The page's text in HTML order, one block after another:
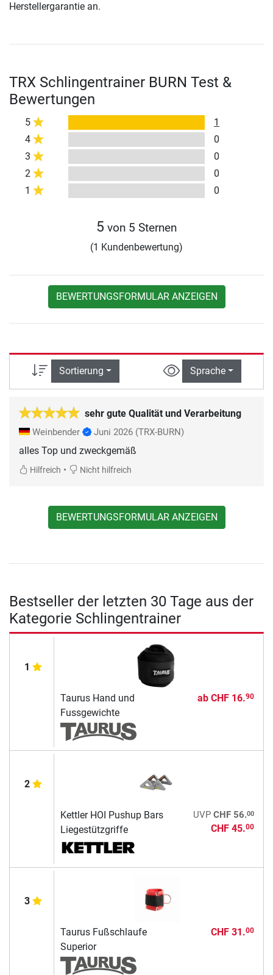
Herstellergarantie an.
TRX Schlingentrainer BURN Test &
Bewertungen
5
1
4
0
3
0
2
0
1
0
5 von 5 Sternen
(1 Kundenbewertung)
BEWERTUNGSFORMULAR ANZEIGEN
Sortierung Sprache
sehr gute Qualität und Verarbeitung
Weinbender Juni 2026 (TRX-BURN)
alles Top und zweckgemäß
Hilfreich • Nicht hilfreich
BEWERTUNGSFORMULAR ANZEIGEN
Bestseller der letzten 30 Tage aus der
Kategorie Schlingentrainer
1
Taurus Hand und
Fussgewichte
ab CHF 16.90
2
Kettler HOI Pushup Bars
Liegestützgriffe
UVP CHF 56.00
CHF 45.00
3
Taurus Fußschlaufe
Superior
CHF 31.00